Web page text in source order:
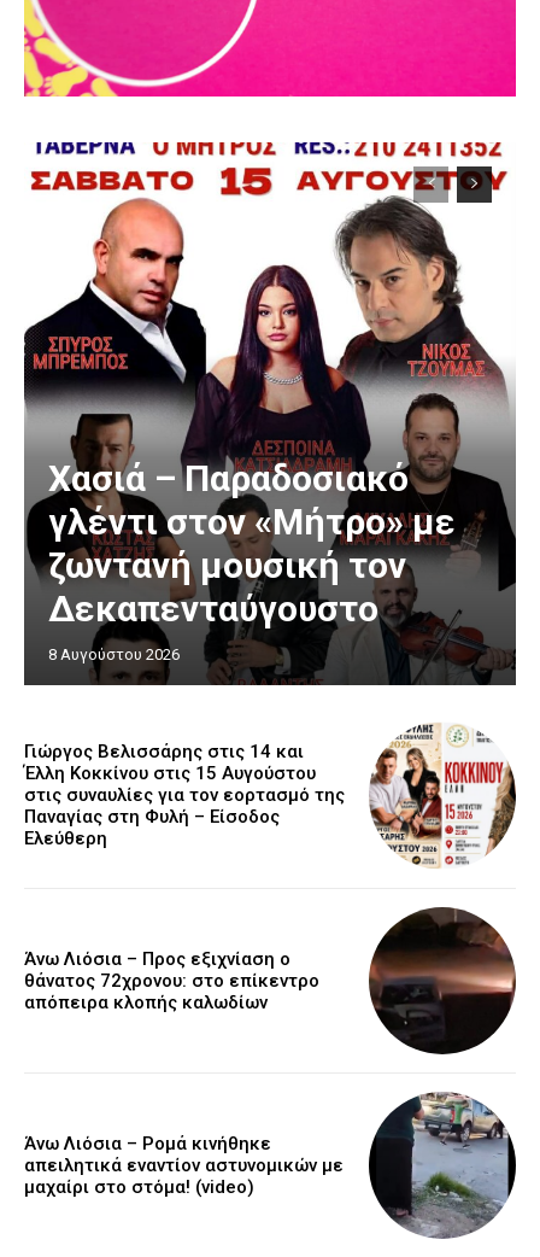
Χασιά – Παραδοσιακό
γλέντι στον «Μήτρο» με
ζωντανή μουσική τον
Δεκαπενταύγουστο
8 Αυγούστου 2026
Γιώργος Βελισσάρης στις 14 και
Έλλη Κοκκίνου στις 15 Αυγούστου
στις συναυλίες για τον εορτασμό της
Παναγίας στη Φυλή – Είσοδος
Ελεύθερη
Άνω Λιόσια – Προς εξιχνίαση ο
θάνατος 72χρονου: στο επίκεντρο
απόπειρα κλοπής καλωδίων
Άνω Λιόσια – Ρομά κινήθηκε
απειλητικά εναντίον αστυνομικών με
μαχαίρι στο στόμα! (video)